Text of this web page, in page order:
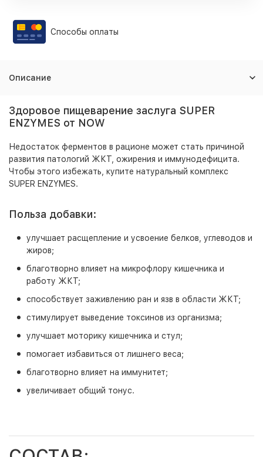
Способы оплаты
Описание
Здоровое пищеварение заслуга SUPER
ENZYMES от NOW
Недостаток ферментов в рационе может стать причиной
развития патологий ЖКТ, ожирения и иммунодефицита.
Чтобы этого избежать, купите натуральный комплекс
SUPER ENZYMES.
Польза добавки:
улучшает расщепление и усвоение белков, углеводов и
жиров;
благотворно влияет на микрофлору кишечника и
работу ЖКТ;
способствует заживлению ран и язв в области ЖКТ;
стимулирует выведение токсинов из организма;
улучшает моторику кишечника и стул;
помогает избавиться от лишнего веса;
благотворно влияет на иммунитет;
увеличивает общий тонус.